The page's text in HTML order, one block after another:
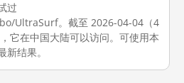
过
UltraSurf。截至 2026-04-04（4
它在中国大陆可以访问。可使用本
新结果。